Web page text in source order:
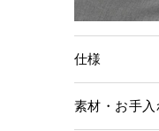
仕様
素材・お手入